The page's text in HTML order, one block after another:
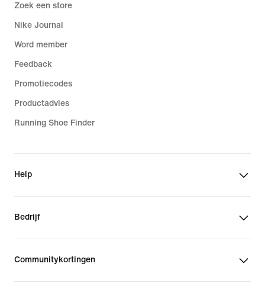
Zoek een store
Nike Journal
Word member
Feedback
Promotiecodes
Productadvies
Running Shoe Finder
Help
Bedrijf
Communitykortingen